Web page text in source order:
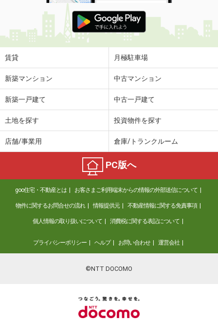
賃貸 月極駐車場
新築マンション 中古マンション
新築一戸建て 中古一戸建て
土地を探す 投資物件を探す
店舗/事業用 倉庫/トランクルーム
PC版へ
goo住宅・不動産とは お客さまご利用端末からの情報の外部送信について
物件に関するお問合せの流れ 情報提供元 不動産情報に関する免責事項
個人情報の取り扱いについて 消費税に関する表記について
プライバシーポリシー ヘルプ お問い合わせ 運営会社
©NTT DOCOMO